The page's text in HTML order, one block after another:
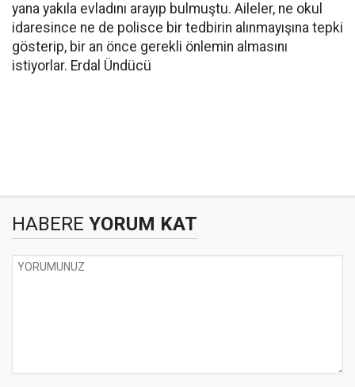
yana yakıla evladını arayıp bulmuştu. Aileler, ne okul
idaresince ne de polisce bir tedbirin alınmayışına tepki
gösterip, bir an önce gerekli önlemin almasını
istiyorlar. Erdal Ündücü
HABERE YORUM KAT